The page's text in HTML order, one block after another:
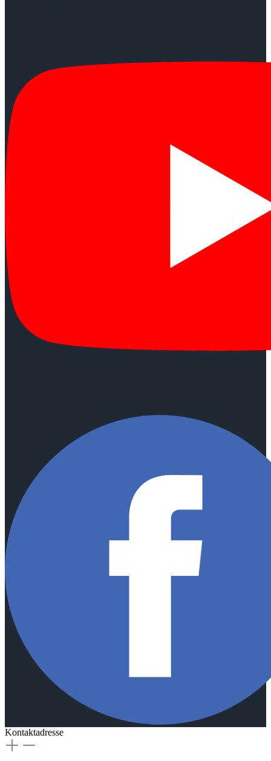
Kontaktadresse